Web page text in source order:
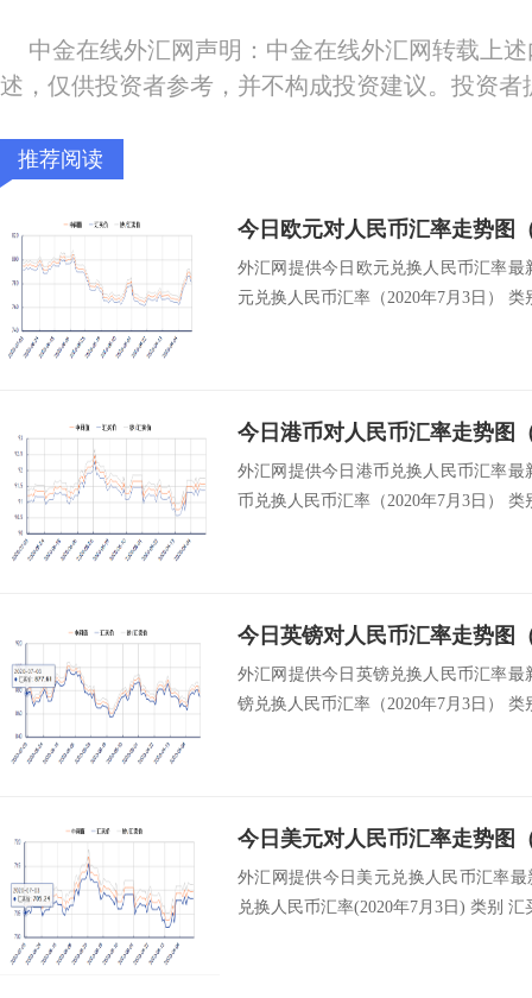
中金在线外汇网声明：中金在线外汇网转载上
述，仅供投资者参考，并不构成投资建议。投资
推荐阅读
今日欧元对人民币汇率走势图
外汇网提供今日欧元兑换人民币汇率最
元兑换人民币汇率（2020年7月3日）
今日港币对人民币汇率走势图
外汇网提供今日港币兑换人民币汇率最
币兑换人民币汇率（2020年7月3日）
今日英镑对人民币汇率走势图
外汇网提供今日英镑兑换人民币汇率最
镑兑换人民币汇率（2020年7月3日）
今日美元对人民币汇率走势图
外汇网提供今日美元兑换人民币汇率
兑换人民币汇率(2020年7月3日) 类别